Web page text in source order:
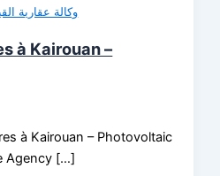
وكالة عقارية
à Kairouan –
à Kairouan – Photovoltaic
Agency […]